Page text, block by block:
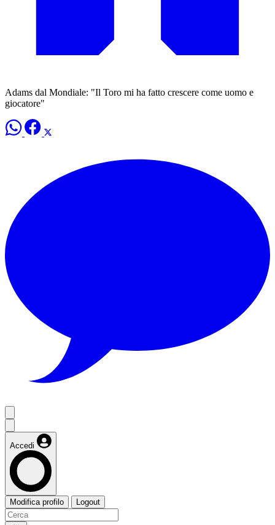
Adams dal Mondiale: "Il Toro mi ha fatto crescere come uomo e
giocatore"
Accedi
Modifica profilo Logout